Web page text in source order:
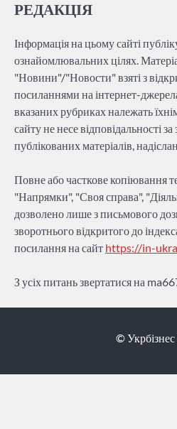
РЕДАКЦІЯ
Інформація на цьому сайті
ознайомлювальних цілях.
"Новини"/"Новости" взяті з
посиланнями на інтернет-
вказаних рубриках належать
сайту не несе відповідальності за
публікованих матеріалів,
Повне або часткове копіювання
"Напрямки", "Своя справа",
дозволено лише з письмового
зворотнього відкритого до
посилання на сайт https://in-
З усіх питань звертатися на
©